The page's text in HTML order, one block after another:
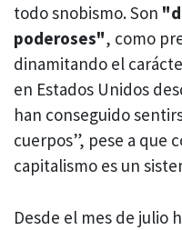
todo snobismo. Son
poderoses", como
dinamitando el
en Estados Unidos
han conseguido
cuerpos”, pese a que
capitalismo es un
Desde el mes de julio